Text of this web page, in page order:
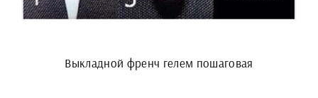
Выкладной френч гелем пошаговая